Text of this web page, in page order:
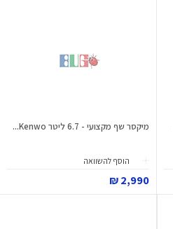
מיקסר שף מקצועי - 6.7 ליטר Kenwo...
הוסף להשוואה
2,990 ₪